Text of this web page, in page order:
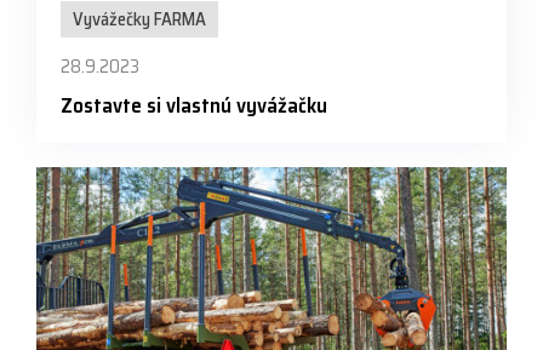
Vyvážečky FARMA
28.9.2023
Zostavte si vlastnú vyvážačku